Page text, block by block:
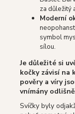
za důležitý
Moderní
symbol
sílou.
Je důležité si
kočky závisí
pověry a víry
vnímány
Svíčky byly